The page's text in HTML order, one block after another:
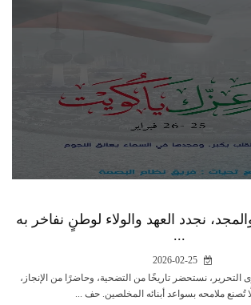
نجدد العهد والولاء لوطنٍ نفاخر به
...
نستحضر تاريخًا من التضحية، وحاضرًا من الإنجاز،
تُصنع ملامحه بسواعد أبنائه المخلصين. حف ...